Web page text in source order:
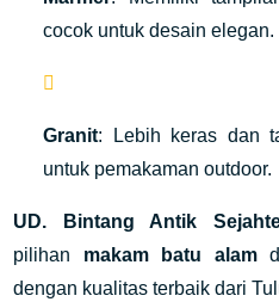
cocok untuk desain elegan.
Granit: Lebih keras dan
untuk pemakaman outdoor.
UD. Bintang Antik
pilihan makam batu alam
dengan kualitas terbaik dari